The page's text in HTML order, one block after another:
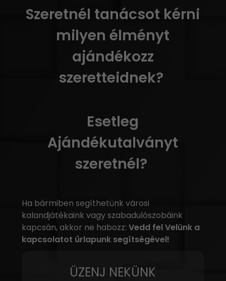
Szeretnél tanácsot kérni
milyen élményt
ajándékozz
szeretteidnek?
Esetleg
Ajándékutalványt
szeretnél?
Ha bármiben segíthetünk városi
kalandjátékaink vagy szabadulószobáink
kapcsán, akkor ne habozz: Vedd fel Velünk a
kapcsolatot űrlapunk segítségével!
ÜZENJ NEKÜNK